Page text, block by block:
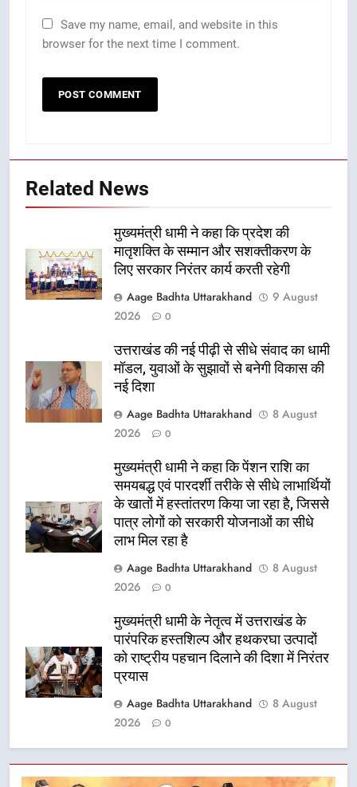
Save my name, email, and website in this
browser for the next time I comment.
Related News
मुख्यमंत्री धामी ने कहा कि प्रदेश की
मातृशक्ति के सम्मान और सशक्तीकरण के
लिए सरकार निरंतर कार्य करती रहेगी
Aage Badhta Uttarakhand
9 August
2026
0
उत्तराखंड की नई पीढ़ी से सीधे संवाद का धामी
मॉडल, युवाओं के सुझावों से बनेगी विकास की
नई दिशा
Aage Badhta Uttarakhand
8 August
2026
0
मुख्यमंत्री धामी ने कहा कि पेंशन राशि का
समयबद्ध एवं पारदर्शी तरीके से सीधे लाभार्थियों
के खातों में हस्तांतरण किया जा रहा है, जिससे
पात्र लोगों को सरकारी योजनाओं का सीधे
लाभ मिल रहा है
Aage Badhta Uttarakhand
8 August
2026
0
मुख्यमंत्री धामी के नेतृत्व में उत्तराखंड के
पारंपरिक हस्तशिल्प और हथकरघा उत्पादों
को राष्ट्रीय पहचान दिलाने की दिशा में निरंतर
प्रयास
Aage Badhta Uttarakhand
8 August
2026
0